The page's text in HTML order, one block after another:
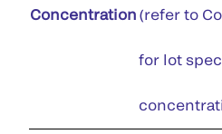
Concentration (refer to
for lot